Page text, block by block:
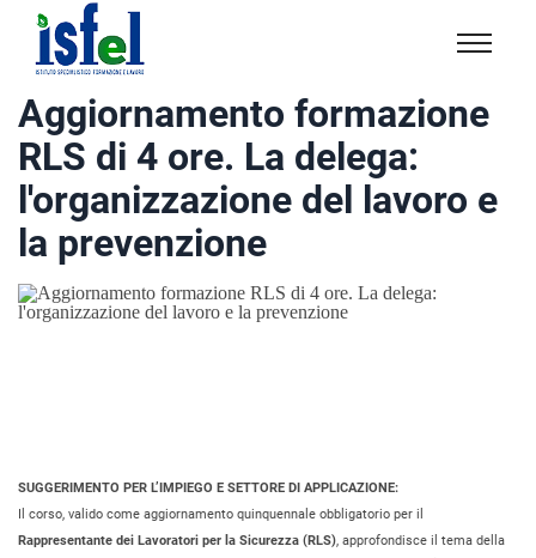
Isfel
Istituto
specialistico
formazione
e
lavoro
Aggiornamento formazione
RLS di 4 ore. La delega:
l'organizzazione del lavoro e
la prevenzione
SUGGERIMENTO PER L’IMPIEGO E SETTORE DI APPLICAZIONE:
Il corso, valido come aggiornamento quinquennale obbligatorio per il
Rappresentante dei Lavoratori per la Sicurezza (RLS), approfondisce il tema della